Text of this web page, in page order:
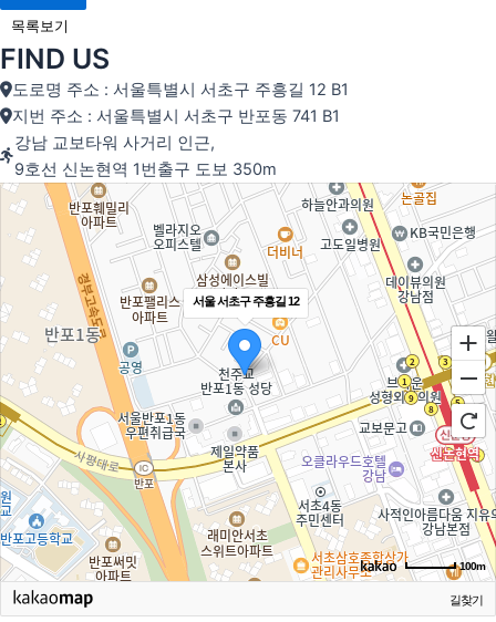
목록보기
FIND US
도로명 주소 : 서울특별시 서초구 주흥길 12 B1
지번 주소 : 서울특별시 서초구 반포동 741 B1
강남 교보타워 사거리 인근,
9호선 신논현역 1번출구 도보 350m
서울 서초구 주흥길 12
100m
길찾기